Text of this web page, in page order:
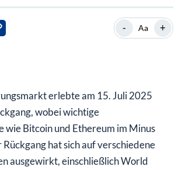
- Aa +
erlebte am 15. Juli 2025
wobei wichtige
wie Bitcoin und Ethereum im Minus
hat sich auf verschiedene
ausgewirkt, einschließlich World